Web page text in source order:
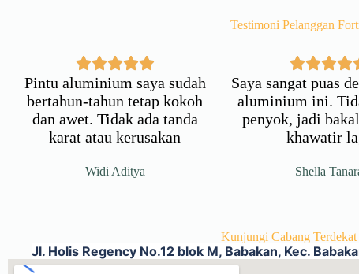
Testimoni Pelanggan
Pintu aluminium saya sudah
bertahun-tahun tetap kokoh
dan awet. Tidak ada tanda
karat atau kerusakan
Widi Aditya
Saya sangat puas
aluminium ini.
penyok, jadi
khawatir
Shella
Kunjungi Cabang
Jl. Holis Regency No.12 blok M, Babakan, Kec.